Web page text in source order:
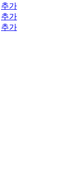
추가
추가
추가